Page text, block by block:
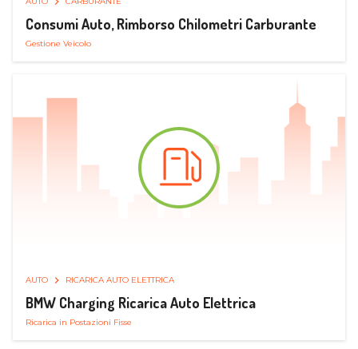
Consumi Auto, Rimborso Chilometri Carburante
Gestione Veicolo
AUTO RICARICA AUTO ELETTRICA
BMW Charging Ricarica Auto Elettrica
Ricarica in Postazioni Fisse